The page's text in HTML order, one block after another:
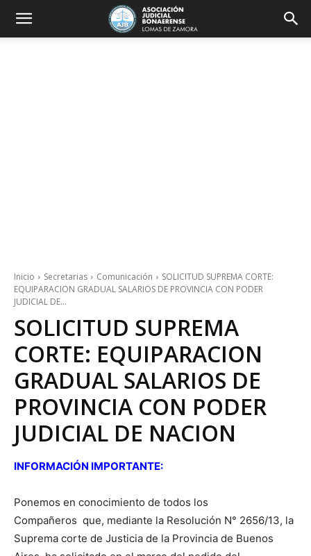
Inicio Secretarias Comunicación
SOLICITUD SUPREMA CORTE:
EQUIPARACION GRADUAL SALARIOS DE PROVINCIA CON PODER
JUDICIAL DE...
SOLICITUD SUPREMA
CORTE: EQUIPARACION
GRADUAL SALARIOS DE
PROVINCIA CON PODER
JUDICIAL DE NACION
INFORMACIÓN IMPORTANTE:
Ponemos en conocimiento de todos los
Compañeros que, mediante la Resolución N° 2656/13, la
Suprema corte de Justicia de la Provincia de Buenos